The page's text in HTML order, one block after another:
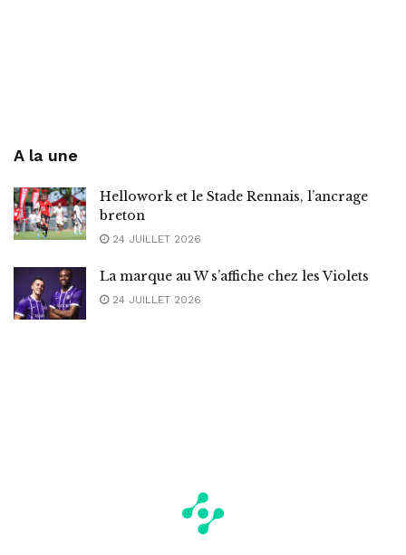
A la une
Hellowork et le Stade Rennais, l’ancrage
breton
24 JUILLET 2026
La marque au W s’affiche chez les Violets
24 JUILLET 2026